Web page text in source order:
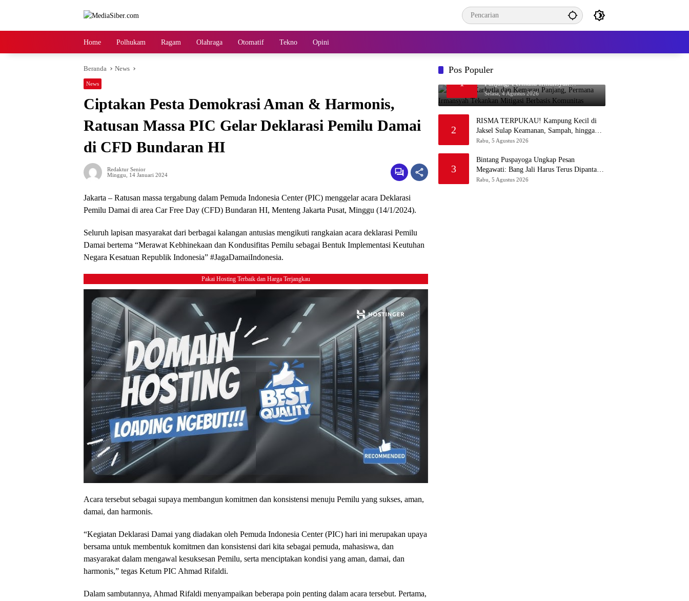
Home Polhukam Ragam Olahraga Otomatif Tekno Opini
Beranda News
News
Ciptakan Pesta Demokrasi Aman & Harmonis,
Ratusan Massa PIC Gelar Deklarasi Pemilu Damai
di CFD Bundaran HI
Redaktur Senior
Minggu, 14 Januari 2024
Jakarta – Ratusan massa tergabung dalam Pemuda Indonesia Center (PIC) menggelar acara Deklarasi
Pemilu Damai di area Car Free Day (CFD) Bundaran HI, Menteng Jakarta Pusat, Minggu (14/1/2024).
Seluruh lapisan masyarakat dari berbagai kalangan antusias mengikuti rangkaian acara deklarasi Pemilu
Damai bertema “Merawat Kebhinekaan dan Kondusifitas Pemilu sebagai Bentuk Implementasi Keutuhan
Negara Kesatuan Republik Indonesia” #JagaDamaiIndonesia.
Pakai Hosting Terbaik dan Harga Terjangkau
Acara tersebut sebagai supaya membangun komitmen dan konsistensi menuju Pemilu yang sukses, aman,
damai, dan harmonis.
“Kegiatan Deklarasi Damai yang diadakan oleh Pemuda Indonesia Center (PIC) hari ini merupakan upaya
bersama untuk membentuk komitmen dan konsistensi dari kita sebagai pemuda, mahasiswa, dan
masyarakat dalam mengawal kesuksesan Pemilu, serta menciptakan kondisi yang aman, damai, dan
harmonis,” tegas Ketum PIC Ahmad Rifaldi.
Dalam sambutannya, Ahmad Rifaldi menyampaikan beberapa poin penting dalam acara tersebut. Pertama,
Pos Populer
1
Waspada Karhutla dan Kemarau
Panjang, Permana Irmansyah
Tekankan Mitigasi Berbasis Komunitas
Selasa, 4 Agustus 2026
2
RISMA TERPUKAU! Kampung Kecil di
Jaksel Sulap Keamanan, Sampah, hingga
Ketahanan Pangan Jadi Satu Sistem
Rabu, 5 Agustus 2026
3
Bintang Puspayoga Ungkap Pesan
Megawati: Bang Jali Harus Terus Dipantau
dan Dikembangkan
Rabu, 5 Agustus 2026